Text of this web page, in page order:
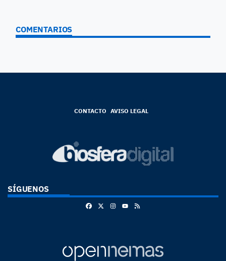
COMENTARIOS
CONTACTO AVISO LEGAL
SÍGUENOS
FacebookInstagram